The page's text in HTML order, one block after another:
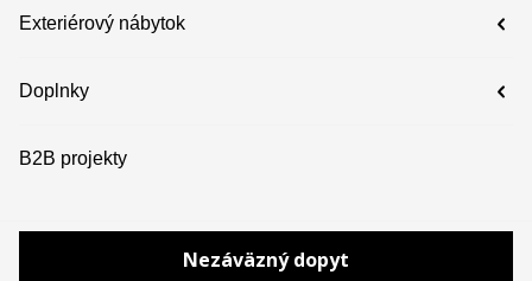
Exteriérový nábytok
Doplnky
B2B projekty
Nezáväzný dopyt